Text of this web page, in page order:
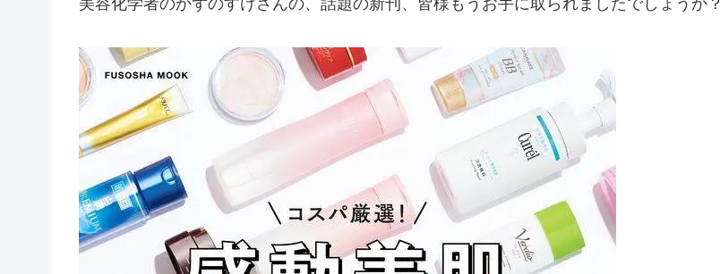
美容化学者のかずのすけさんの、話題の新刊、皆様もうお手に取られましたでしょうか？